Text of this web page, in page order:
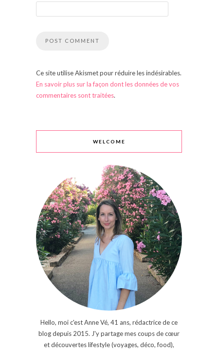
Ce site utilise Akismet pour réduire les indésirables.
En savoir plus sur la façon dont les données de vos
commentaires sont traitées.
WELCOME
Hello, moi c'est Anne Vé, 41 ans, rédactrice de ce
blog depuis 2015. J'y partage mes coups de cœur
et découvertes lifestyle (voyages, déco, food),